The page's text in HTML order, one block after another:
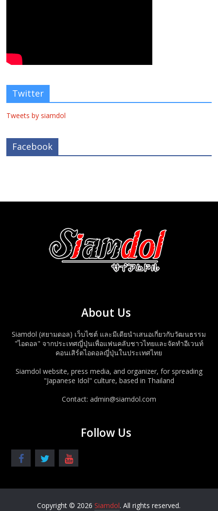
Twitter
Tweets by siamdol
Facebook
About Us
Siamdol (สยามดอล) เว็บไซต์ และมีเดียนำเสนอเกี่ยวกับวัฒนธรรม
"ไอดอล" จากประเทศญี่ปุ่นเพื่อแฟนคลับชาวไทยและจัดทำอีเวนท์
คอนเสิร์ตไอดอลญี่ปุ่นในประเทศไทย
Siamdol website, press media, and organizer, for spreading
"Japanese Idol" culture, based in Thailand
Contact: admin@siamdol.com
Follow Us
Copyright © 2026 Siamdol. All rights reserved.